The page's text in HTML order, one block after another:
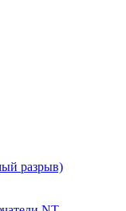
разрыв)